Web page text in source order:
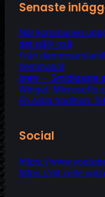
Senaste
När kommunen
det själv oxå
Från
hemmanät
brew – Smidigaste
Winget: Microsofts
En solig tradition:
Social
https://
https://git.crille.org/